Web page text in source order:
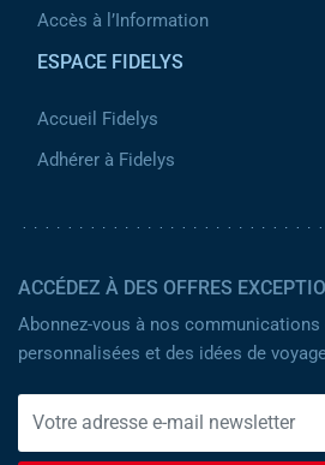
Accès à l’Information
ESPACE FIDELYS
Accueil Fidelys
Adhérer à Fidelys
ACCÉDEZ À DES OFFRES
Abonnez-vous à nos
personnalisées et des idées de